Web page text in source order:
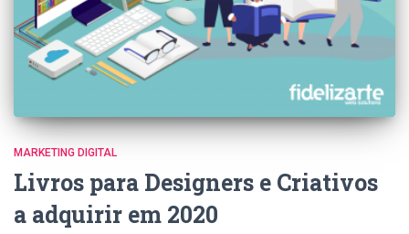
MARKETING DIGITAL
Livros para Designers e Criativos
a adquirir em 2020